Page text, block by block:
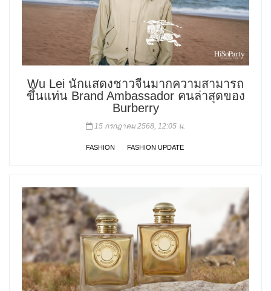
Wu Lei นักแสดงชาวจีนมากความสามารถ
ขึ้นแท่น Brand Ambassador คนล่าสุดของ
Burberry
15 กรกฎาคม 2568, 12:05 น.
FASHION FASHION UPDATE